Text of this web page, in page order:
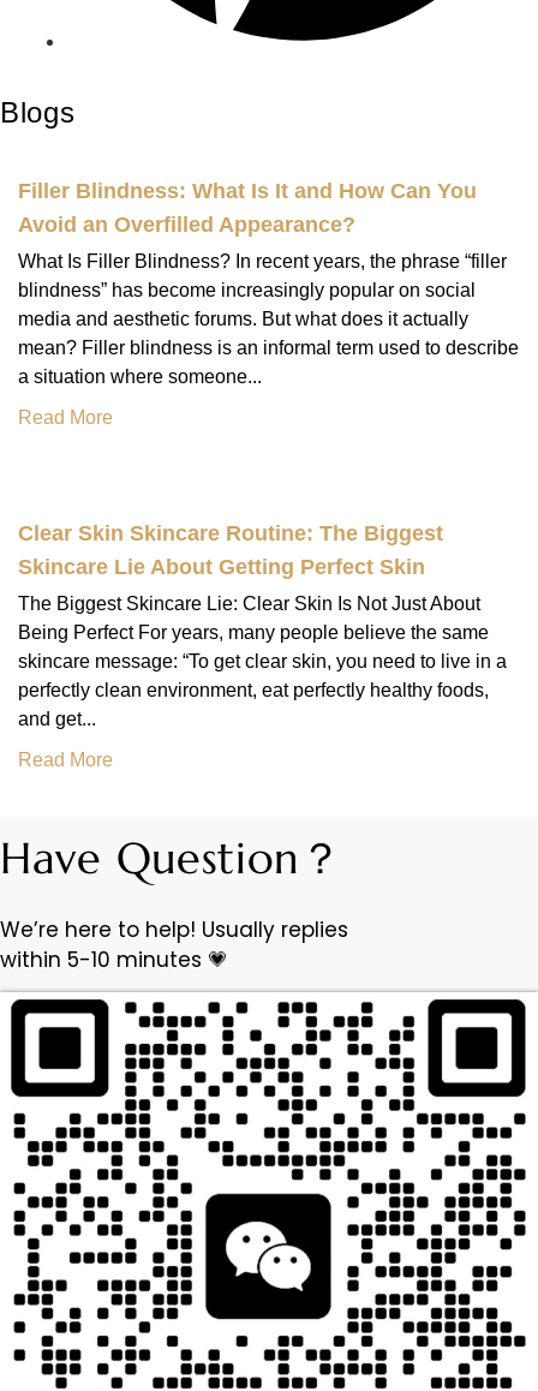
Blogs
Filler Blindness: What Is It and How Can You
Avoid an Overfilled Appearance?
What Is Filler Blindness? In recent years, the phrase “filler
blindness” has become increasingly popular on social
media and aesthetic forums. But what does it actually
mean? Filler blindness is an informal term used to describe
a situation where someone...
Read More
Clear Skin Skincare Routine: The Biggest
Skincare Lie About Getting Perfect Skin
The Biggest Skincare Lie: Clear Skin Is Not Just About
Being Perfect For years, many people believe the same
skincare message: “To get clear skin, you need to live in a
perfectly clean environment, eat perfectly healthy foods,
and get...
Read More
Have Question？
We’re here to help! Usually replies
within 5-10 minutes 💗